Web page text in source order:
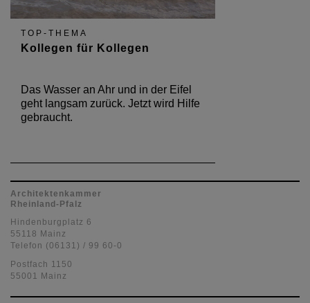
TOP-THEMA
Kollegen für Kollegen
Das Wasser an Ahr und in der Eifel
geht langsam zurück. Jetzt wird Hilfe
gebraucht.
Architektenkammer
Rheinland-Pfalz
Hindenburgplatz 6
55118 Mainz
Telefon (06131) / 99 60-0
Postfach 1150
55001 Mainz